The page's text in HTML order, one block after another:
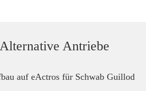
Antriebe
auf eActros für Schwab Guillod